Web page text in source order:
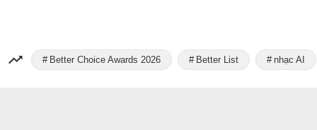
Better Choice Awards 2026 Better List nhạc AI